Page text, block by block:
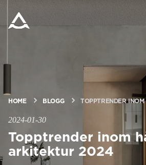
PRODUKTER
VERKTYG & DOKUMENT
BLOGG & NYHETER
OM ARITCO
HOME BLOGG TOPPTRENDER INOM
2024-01-30
Topptrender inom
arkitektur 2024